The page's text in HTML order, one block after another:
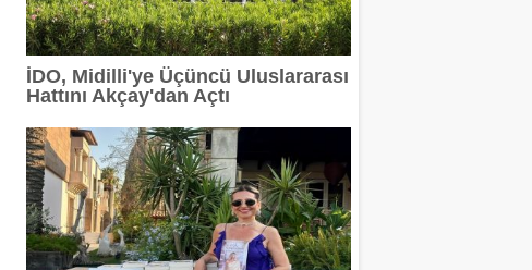
İDO, Midilli'ye Üçüncü Uluslararası
Hattını Akçay'dan Açtı